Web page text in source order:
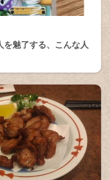
を魅了する、こんな人